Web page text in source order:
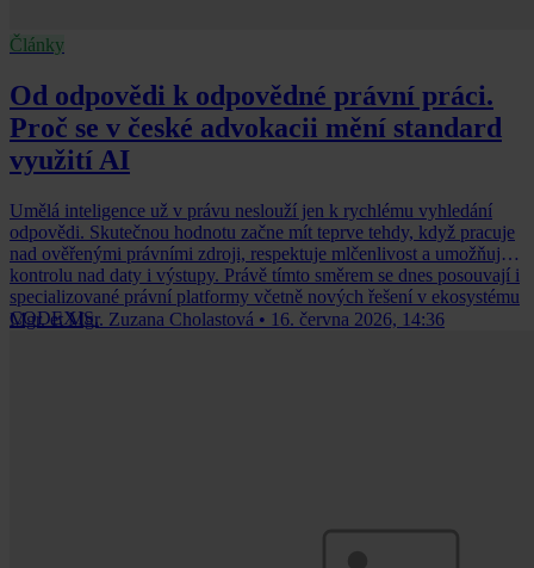
Články
Od odpovědi k odpovědné právní práci.
Proč se v české advokacii mění standard
využití AI
Umělá inteligence už v právu neslouží jen k rychlému vyhledání
odpovědi. Skutečnou hodnotu začne mít teprve tehdy, když pracuje
nad ověřenými právními zdroji, respektuje mlčenlivost a umožňuje
kontrolu nad daty i výstupy. Právě tímto směrem se dnes posouvají i
specializované právní platformy včetně nových řešení v ekosystému
CODEXIS.
Mgr. et Mgr. Zuzana Cholastová • 16. června 2026, 14:36